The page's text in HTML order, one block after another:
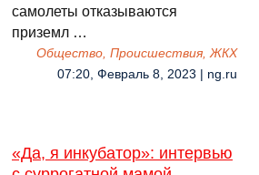
самолеты отказываются
приземл …
Общество, Происшествия, ЖКХ
07:20, Февраль 8, 2023 | ng.ru
«Да, я инкубатор»: интервью